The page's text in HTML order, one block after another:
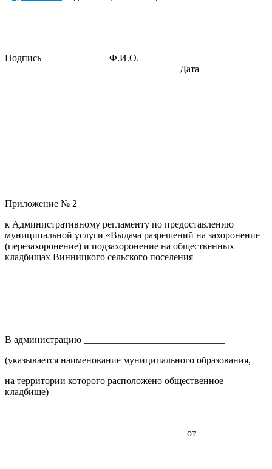
Подпись _____________ Ф.И.О.
__________________________________ Дата
Приложение № 2
к Административному регламенту по предоставлению
муниципальной услуги «Выдача разрешений на захоронение
(перезахоронение) и подзахоронение на общественных
кладбищах Винницкого сельского поселения
В администрацию _____________________________
(указывается наименование муниципального образования,
на территории которого расположено общественное
кладбище)
от